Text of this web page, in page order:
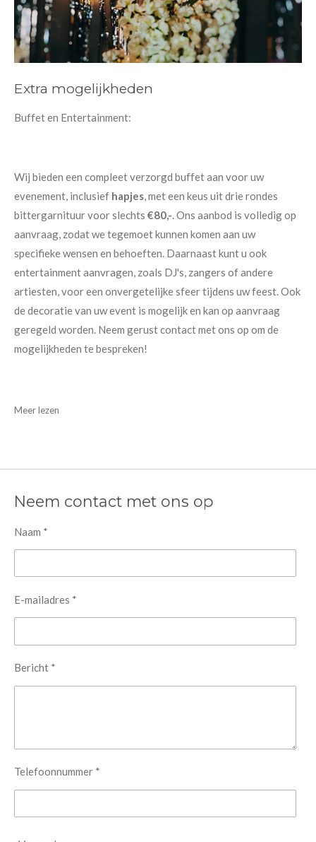
Extra mogelijkheden
Buffet en Entertainment:
Wij bieden een compleet verzorgd buffet aan voor uw
evenement, inclusief hapjes, met een keus uit drie rondes
bittergarnituur voor slechts €80,-. Ons aanbod is volledig op
aanvraag, zodat we tegemoet kunnen komen aan uw
specifieke wensen en behoeften. Daarnaast kunt u ook
entertainment aanvragen, zoals DJ's, zangers of andere
artiesten, voor een onvergetelijke sfeer tijdens uw feest. Ook
de decoratie van uw event is mogelijk en kan op aanvraag
geregeld worden. Neem gerust contact met ons op om de
mogelijkheden te bespreken!
Meer lezen
Neem contact met ons op
Naam *
E-mailadres *
Bericht *
Telefoonnummer *